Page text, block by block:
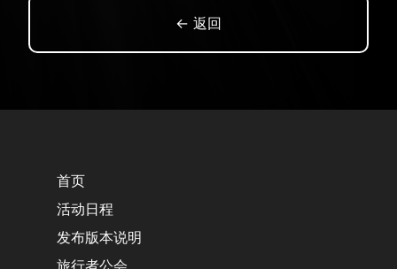
← 返回
首页
活动日程
发布版本说明
旅行者公会